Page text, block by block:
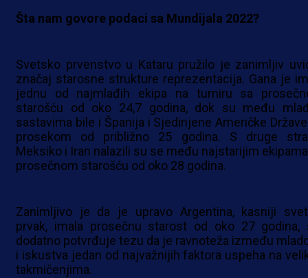
Šta nam govore podaci sa Mundijala 2022?
Svetsko prvenstvo u Kataru pružilo je zanimljiv
značaj starosne strukture reprezentacija. Gana je
jednu od najmlađih ekipa na turniru sa
starošću od oko 24,7 godina, dok su među
sastavima bile i Španija i Sjedinjene Američke
prosekom od približno 25 godina. S druge
Meksiko i Iran nalazili su se među najstarijim
prosečnom starošću od oko 28 godina.
Zanimljivo je da je upravo Argentina, kasniji
prvak, imala prosečnu starost od oko 27 godina,
dodatno potvrđuje tezu da je ravnoteža između
i iskustva jedan od najvažnijih faktora uspeha na
takmičenjima.